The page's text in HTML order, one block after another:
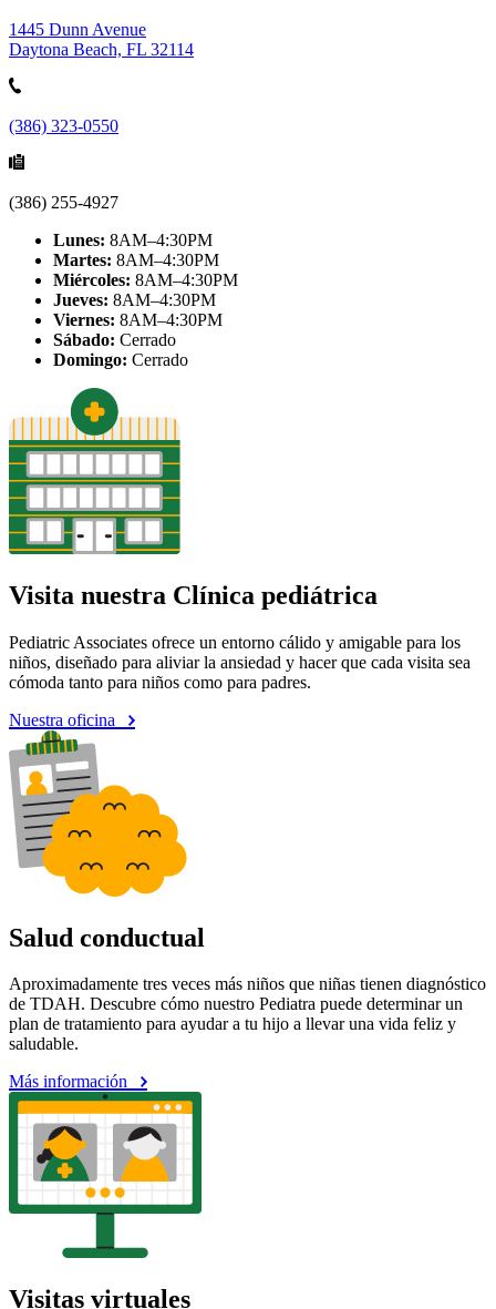
1445 Dunn Avenue
Daytona Beach, FL 32114
(386) 323-0550
(386) 255-4927
Lunes: 8AM–4:30PM
Martes: 8AM–4:30PM
Miércoles: 8AM–4:30PM
Jueves: 8AM–4:30PM
Viernes: 8AM–4:30PM
Sábado: Cerrado
Domingo: Cerrado
Visita nuestra Clínica pediátrica
Pediatric Associates ofrece un entorno cálido y amigable para los
niños, diseñado para aliviar la ansiedad y hacer que cada visita sea
cómoda tanto para niños como para padres.
Nuestra oficina
Salud conductual
Aproximadamente tres veces más niños que niñas tienen diagnóstico
de TDAH. Descubre cómo nuestro Pediatra puede determinar un
plan de tratamiento para ayudar a tu hijo a llevar una vida feliz y
saludable.
Más información
Visitas virtuales